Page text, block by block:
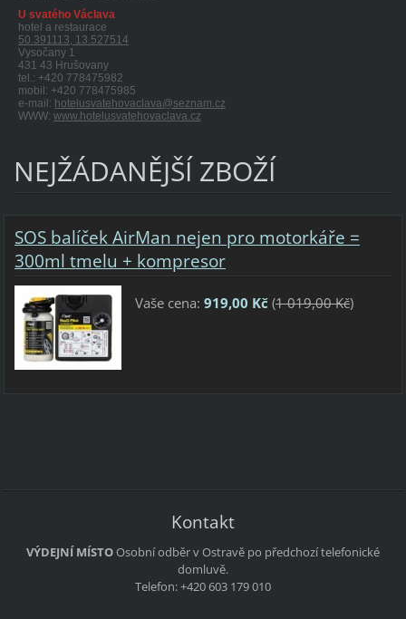
U svatého Václava
hotel a restaurace
50.391113, 13.527514
Vysočany 1
431 43 Hrušovany
tel.: +420 778475982
mobil: +420 778475985
e-mail: hotelusvatehovaclava@seznam.cz
WWW: www.hotelusvatehovaclava.cz
NEJŽÁDANĚJŠÍ ZBOŽÍ
SOS balíček AirMan nejen pro motorkáře =
300ml tmelu + kompresor
Vaše cena: 919,00 Kč(1 019,00 Kč)
Kontakt
VÝDEJNÍ MÍSTOOsobní odběr v Ostravě po předchozí telefonické
domluvě.
Telefon: +420 603 179 010